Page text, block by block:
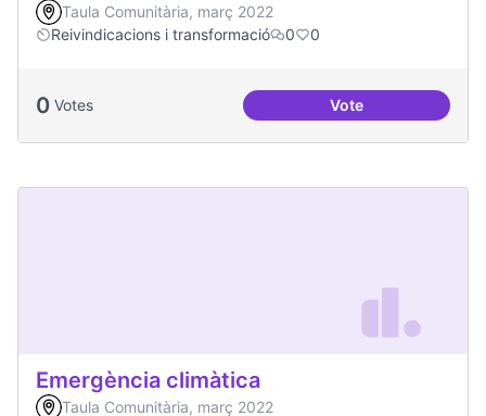
Taula Comunitària, març 2022
Reivindicacions i transformació
0 0
0 Votes VoteSoledat i aïllament
Emergència climàtica
Taula Comunitària, març 2022